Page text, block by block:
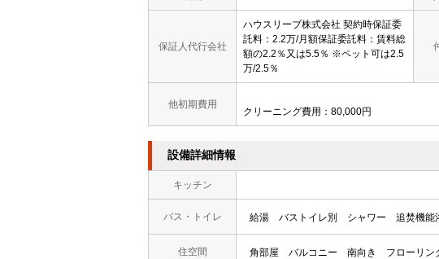
保証人代行会社
ハウスリーブ株式会社 契約時保証委
託料：2.2万/月額保証委託料：賃料総
額の2.2％又は5.5％ ※ペット可は2.5
万/2.5％
他初期費用
クリーニング費用：80,000円
設備詳細情報
キッチン
バス・トイレ 給湯 バストイレ別 シャワー 追焚機能
住空間 角部屋 バルコニー 南向き フローリン